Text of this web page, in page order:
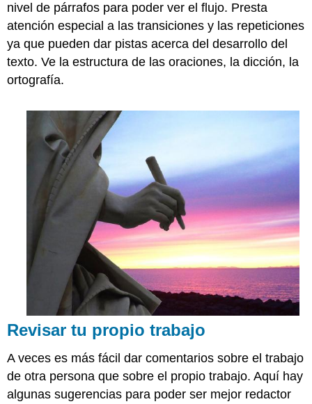
nivel de párrafos para poder ver el flujo. Presta
atención especial a las transiciones y las repeticiones
ya que pueden dar pistas acerca del desarrollo del
texto. Ve la estructura de las oraciones, la dicción, la
ortografía.
Revisar tu propio trabajo
A veces es más fácil dar comentarios sobre el trabajo
de otra persona que sobre el propio trabajo. Aquí hay
algunas sugerencias para poder ser mejor redactor